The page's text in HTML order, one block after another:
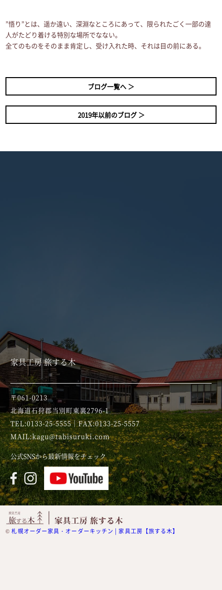
”悟り”とは、遥か遠い、深淵なところにあって、限られたごく一部の達
人がたどり着ける特別な場所でなない。
全てのものをそのまま肯定し、受け入れた時、それは目の前にある。
ブログ一覧へ ＞
2019年以前のブログ ＞
家具工房 旅する木
〒061-0213
北海道石狩郡当別町東裏2796-1
TEL:0133-25-5555｜FAX:0133-25-5557
MAIL:kagu@tabisuruki.com
公式SNSから最新情報をチェック
©札幌オーダー家具・オーダーキッチン | 家具工房【旅する木】